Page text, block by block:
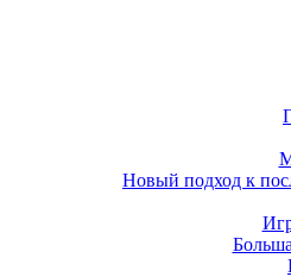
Новый подход к